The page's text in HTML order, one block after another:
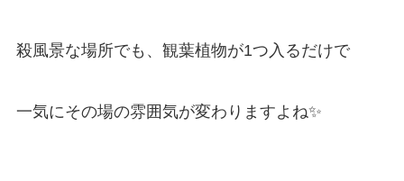
殺風景な場所でも、観葉植物が1つ入るだけで
一気にその場の雰囲気が変わりますよね✨